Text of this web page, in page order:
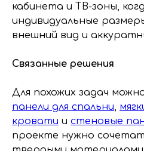
кабинета и ТВ-зоны,
индивидуальные
внешний вид и
Связанные решения
Для похожих задач
панели для спальни,
кровати и стеновые
проекте нужно